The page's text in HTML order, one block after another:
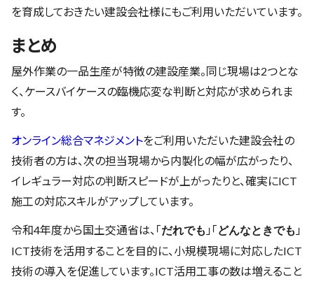
を育成しておきたい建設会社様にもご利用いただいています。
まとめ
屋外作業の一品生産が特徴の建設産業。同じ現場は2つとな
く、ケースバイケースの臨機応変な判断と対応が求められま
す。
オンライン総合マネジメントをご利用いただいた建設会社の
技術者の方は、次の担当現場から内製化の幅が広がったり、
イレギュラー対応の判断スピードが上がったりと、確実にICT
施工の対応スキルがアップしています。
令和4年度から国土交通省は、「だれでも 」「どんなときでも 」
ICT技術を活用することを目的に、小規模現場に対応したICT
技術の導入を促進しています。ICT活用工事の数は増えること